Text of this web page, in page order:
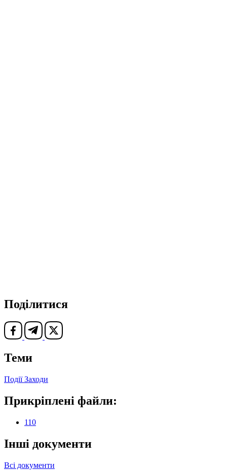
Поділитися
Теми
ПодіїЗаходи
Прикріплені файли:
110
Інші документи
Всі документи